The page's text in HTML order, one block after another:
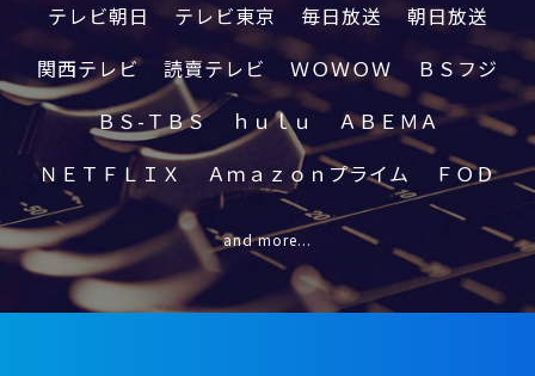
テレビ朝日
テレビ東京 毎日放送
朝日放送
関西テレビ
読賣テレビ ＷＯＷＯＷ
ＢＳフジ
ＢＳ-ＴＢＳ
ｈｕｌｕ
ＡＢＥＭＡ
ＮＥＴＦＬＩＸ
Ａｍａｚｏｎプライム ＦＯＤ
and more...